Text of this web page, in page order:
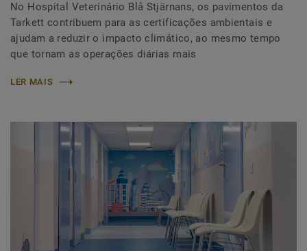
No Hospital Veterinário Blå Stjärnans, os pavimentos da
Tarkett contribuem para as certificações ambientais e
ajudam a reduzir o impacto climático, ao mesmo tempo
que tornam as operações diárias mais
LER MAIS